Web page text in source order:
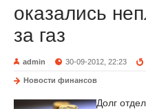
оказались
за газ
admin 30-09-2012, 22:23
Новости финансов
Долг